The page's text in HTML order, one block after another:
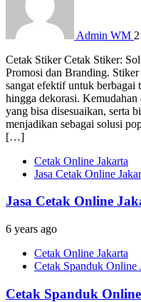
Admin WM
Cetak Stiker Cetak Stiker:
Promosi dan Branding. Stiker
sangat efektif untuk
hingga dekorasi. Kemudahan
yang bisa disesuaikan, serta
menjadikan sebagai solusi
[…]
Cetak Online Jakarta
Jasa Cetak Online
Jasa Cetak Online
6 years ago
Cetak Online Jakarta
Cetak Spanduk Online
Cetak Spanduk